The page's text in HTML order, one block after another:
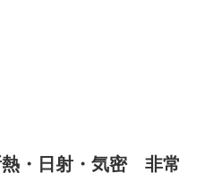
・日射・気密 非常